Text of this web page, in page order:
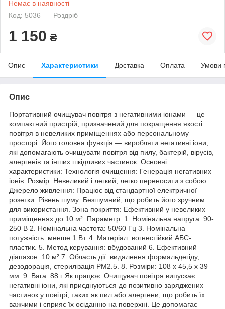
Немає в наявності
Код: 5036
Роздріб
1 150 ₴
Опис Характеристики Доставка Оплата Умови
Опис
Портативний очищувач повітря з негативними іонами — це
компактний пристрій, призначений для покращення якості
повітря в невеликих приміщеннях або персональному
просторі. Його головна функція — виробляти негативні іони,
які допомагають очищувати повітря від пилу, бактерій, вірусів,
алергенів та інших шкідливих частинок. Основні
характеристики: Технологія очищення: Генерація негативних
іонів. Розмір: Невеликий і легкий, легко переносити з собою.
Джерело живлення: Працює від стандартної електричної
розетки. Рівень шуму: Безшумний, що робить його зручним
для використання. Зона покриття: Ефективний у невеликих
приміщеннях до 10 м². Параметр: 1. Номінальна напруга: 90-
250 В 2. Номінальна частота: 50/60 Гц 3. Номінальна
потужність: менше 1 Вт. 4. Матеріал: вогнестійкий АБС-
пластик. 5. Метод керування: вбудований 6. Ефективний
діапазон: 10 м² 7. Область дії: видалення формальдегіду,
дезодорація, стерилізація PM2.5. 8. Розміри: 108 х 45,5 х 39
мм. 9. Вага: 88 г Як працює: Очищувач повітря випускає
негативні іони, які приєднуються до позитивно заряджених
частинок у повітрі, таких як пил або алергени, що робить їх
важчими і сприяє їх осіданню на поверхні. Це допомагає